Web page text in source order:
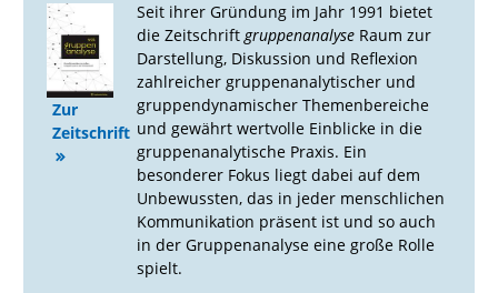
Zur
Zeitschrift
Seit ihrer Gründung im Jahr 1991 bietet
die ZeitschriftgruppenanalyseRaum zur
Darstellung, Diskussion und Reflexion
zahlreicher gruppenanalytischer und
gruppendynamischer Themenbereiche
und gewährt wertvolle Einblicke in die
gruppenanalytische Praxis. Ein
besonderer Fokus liegt dabei auf dem
Unbewussten, das in jeder menschlichen
Kommunikation präsent ist und so auch
in der Gruppenanalyse eine große Rolle
spielt.